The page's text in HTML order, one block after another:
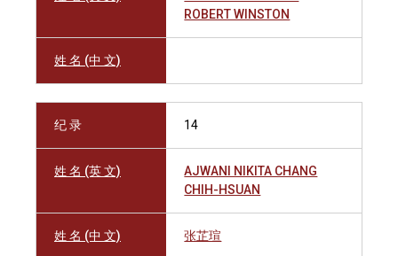
ROBERT WINSTON
姓 名 (中 文)
纪 录 14
姓 名 (英 文)
AJWANI NIKITA CHANG
CHIH-HSUAN
姓 名 (中 文) 张芷瑄